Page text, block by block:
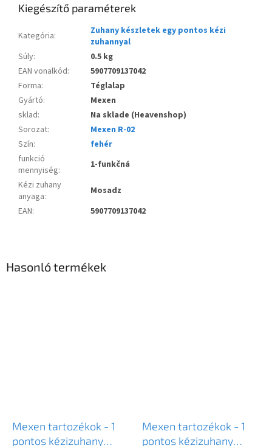
Kiegészítő paraméterek
Kategória:
Zuhany készletek egy pontos kézi
zuhannyal
Súly:
0.5 kg
EAN vonalkód:
5907709137042
Forma:
Téglalap
Gyártó:
Mexen
sklad:
Na sklade (Heavenshop)
Sorozat:
Mexen R-02
Szín:
fehér
funkció
mennyiség:
1-funkčná
Kézi zuhany
anyaga:
Mosadz
EAN: 5907709137042
Hasonló termékek
Mexen tartozékok - 1
pontos kézizuhany
Mexen tartozékok - 1
pontos kézizuhany